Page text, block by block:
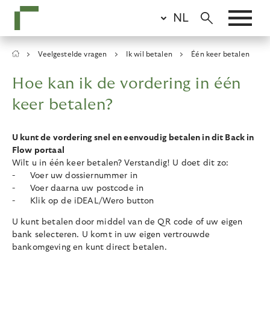
main
NL
Breadcrumb
Veelgestelde vragen Ik wil betalen Één keer betalen
Hoe kan ik de vordering in één
keer betalen?
U kunt de vordering snel en eenvoudig betalen in dit Back in
Flow portaal
Wilt u in één keer betalen? Verstandig! U doet dit zo:
- Voer uw dossiernummer in
- Voer daarna uw postcode in
- Klik op de iDEAL/Wero button
U kunt betalen door middel van de QR code of uw eigen
bank selecteren. U komt in uw eigen vertrouwde
bankomgeving en kunt direct betalen.